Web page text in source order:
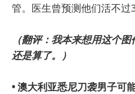
管。医生曾预测他们活不过
（翻评：我本来想用这个
还是算了。）
• 澳大利亚悉尼刀袭男子可